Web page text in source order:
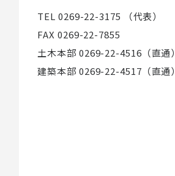
TEL 0269-22-3175 （代表）
FAX 0269-22-7855
土木本部 0269-22-4516（直通）
建築本部 0269-22-4517（直通）